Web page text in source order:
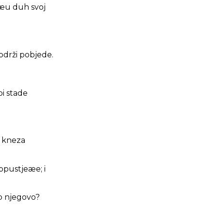
duh svoj
pobjede.
stade
i
njegovo?